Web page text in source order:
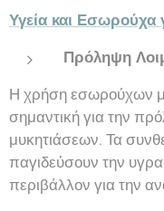
Υγεία και Εσωρούχα
Πρόληψη
Η χρήση εσωρούχων
σημαντική για την
μυκητιάσεων. Τα
παγιδεύσουν την
περιβάλλον για την